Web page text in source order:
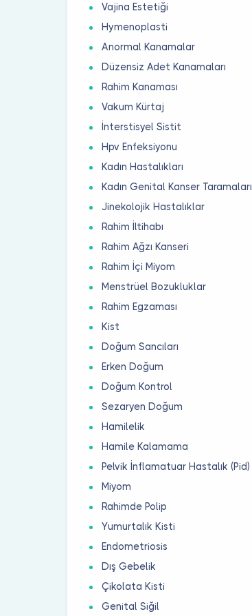
Vajina Estetiği
Hymenoplasti
Anormal Kanamalar
Düzensiz Adet Kanamaları
Rahim Kanaması
Vakum Kürtaj
İnterstisyel Sistit
Hpv Enfeksiyonu
Kadın Hastalıkları
Kadın Genital Kanser Taramaları
Jinekolojik Hastalıklar
Rahim İltihabı
Rahim Ağzı Kanseri
Rahim İçi Miyom
Menstrüel Bozukluklar
Rahim Egzaması
Kist
Doğum Sancıları
Erken Doğum
Doğum Kontrol
Sezaryen Doğum
Hamilelik
Hamile Kalamama
Pelvik İnflamatuar Hastalık (Pid)
Miyom
Rahimde Polip
Yumurtalık Kisti
Endometriosis
Dış Gebelik
Çikolata Kisti
Genital Siğil